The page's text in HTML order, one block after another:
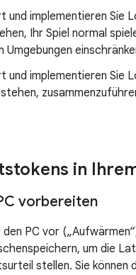
und implementieren Sie
Ihr Spiel normal
und implementieren Sie
in
vorbereiten
PC vor
um die
stellen. Sie